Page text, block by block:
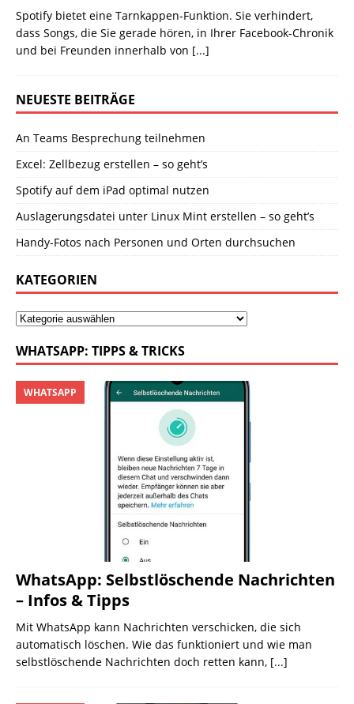
Spotify bietet eine Tarnkappen-Funktion. Sie verhindert,
dass Songs, die Sie gerade hören, in Ihrer Facebook-Chronik
und bei Freunden innerhalb von [...]
NEUESTE BEITRÄGE
An Teams Besprechung teilnehmen
Excel: Zellbezug erstellen – so geht’s
Spotify auf dem iPad optimal nutzen
Auslagerungsdatei unter Linux Mint erstellen – so geht’s
Handy-Fotos nach Personen und Orten durchsuchen
KATEGORIEN
WHATSAPP: TIPPS & TRICKS
WhatsApp: Selbstlöschende Nachrichten
– Infos & Tipps
WHATSAPP
Mit WhatsApp kann Nachrichten verschicken, die sich
automatisch löschen. Wie das funktioniert und wie man
selbstlöschende Nachrichten doch retten kann, [...]